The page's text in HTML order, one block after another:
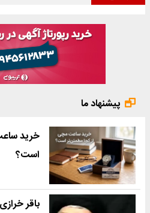
پیشنهاد ما
خرید
است؟
باقر